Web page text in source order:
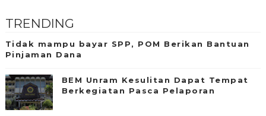
TRENDING
Tidak mampu bayar SPP, POM Berikan Bantuan
Pinjaman Dana
BEM Unram Kesulitan Dapat Tempat
Berkegiatan Pasca Pelaporan